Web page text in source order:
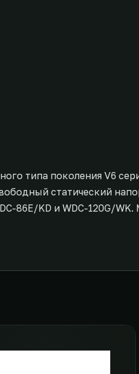
типа поколения V6
статический
86E/KD и WDC-120G/